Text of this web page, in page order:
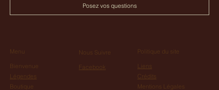
Menu
Bienvenue
Légendes
Boutique
Nous Suivre
Facebook
Politique du site
Mentions Légales
Liens
Crédits
Posez vos questions